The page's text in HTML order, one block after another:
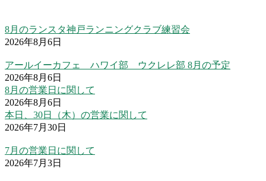
8月のランスタ神戸ランニングクラブ練習会
2026年8月6日
アールイーカフェ ハワイ部 ウクレレ部 8月の予定
2026年8月6日
8月の営業日に関して
2026年8月6日
本日、30日（木）の営業に関して
2026年7月30日
7月の営業日に関して
2026年7月3日